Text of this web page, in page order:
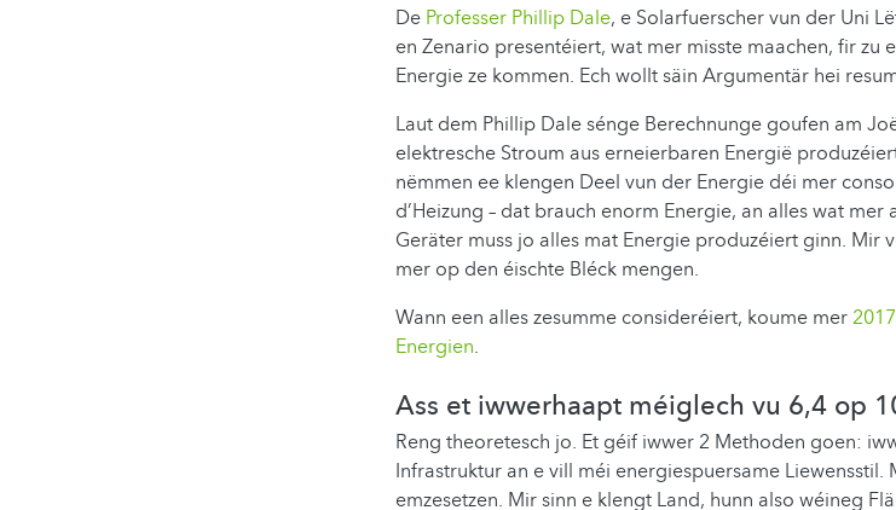
De Professer Phillip Dale, e Solarfuerscher vun der Uni
en Zenario presentéiert, wat mer misste maachen, fir zu
Energie ze kommen. Ech wollt säin Argumentär hei
Laut dem Phillip Dale sénge Berechnunge goufen am
elektresche Stroum aus erneierbaren Energië
nëmmen ee klengen Deel vun der Energie déi mer
d’Heizung – dat brauch enorm Energie, an alles wat
Geräter muss jo alles mat Energie produzéiert ginn. Mir
mer op den éischte Bléck mengen.
Wann een alles zesumme consideréiert, koume mer
Energien.
Ass et iwwerhaapt méiglech vu 6,4 op
Reng theoretesch jo. Et géif iwwer 2 Methoden goen:
Infrastruktur an e vill méi energiespuersame Liewensstil.
emzesetzen. Mir sinn e klengt Land, hunn also wéineg